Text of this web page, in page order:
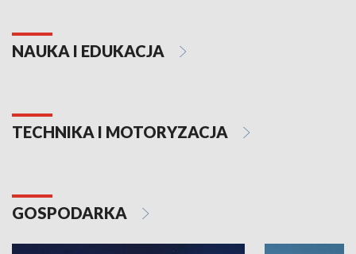
NAUKA I EDUKACJA
TECHNIKA I MOTORYZACJA
GOSPODARKA